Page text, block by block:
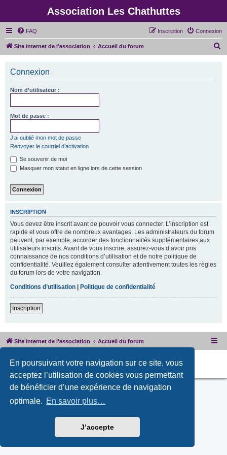
En poursuivant votre navigation sur ce site, vous
acceptez l’utilisation de cookies vous permettant
de bénéficier d’une expérience de navigation
optimale. En savoir plus…
J’accepte
Association Les Chathuttes
FAQ Connexion
Inscription
Site internet de l'association Accueil du forum
Connexion
Nom d’utilisateur :
Mot de passe :
J’ai oublié mon mot de passe
Renvoyer le courriel d’activation
Se souvenir de moi
Masquer mon statut en ligne lors de cette session
INSCRIPTION
Vous devez être inscrit avant de pouvoir vous connecter. L’inscription est
rapide et vous offre de nombreux avantages. Les administrateurs du forum
peuvent, par exemple, accorder des fonctionnalités supplémentaires aux
utilisateurs inscrits. Avant de vous inscrire, assurez-vous d’avoir pris
connaissance de nos conditions d’utilisation et de notre politique de
confidentialité. Veuillez également consulter attentivement toutes les règles
du forum lors de votre navigation.
Conditions d’utilisation | Politique de confidentialité
Inscription
Site internet de l'association Accueil du forum
Développé par
® Forum Software © phpBB Limited
PRIVACY_LINK